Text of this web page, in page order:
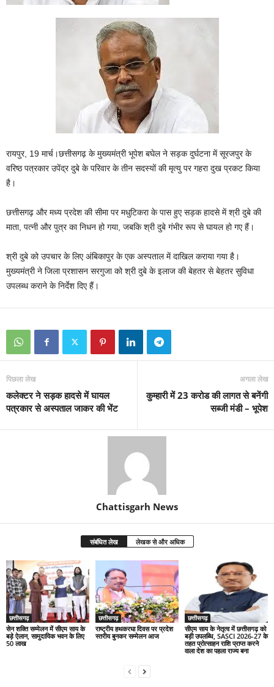
रायपुर, 19 मार्च।छत्तीसगढ़ के मुख्यमंत्री भूपेश बघेल ने सड़क दुर्घटना में सूरजपुर के
वरिष्ठ पत्रकार उपेंद्र दुबे के परिवार के तीन सदस्यों की मृत्यु पर गहरा दुख प्रकट किया
है।
छत्तीसगढ़ और मध्य प्रदेश की सीमा पर मधुटिकरा के पास हुए सड़क हादसे में श्री दुबे की
माता, पत्नी और पुत्र का निधन हो गया, जबकि श्री दुबे गंभीर रूप से घायल हो गए हैं।
श्री दुबे को उपचार के लिए अंबिकापुर के एक अस्पताल में दाखिल कराया गया है।
मुख्यमंत्री ने जिला प्रशासन सरगुजा को श्री दुबे के इलाज की बेहतर से बेहतर सुविधा
उपलब्ध कराने के निर्देश दिए हैं।
पिछला लेख
कलेक्टर ने सड़क हादसे में घायल
पत्रकार से अस्पताल जाकर की भेंट
अगला लेख
कुम्हारी में 23 करोड की लागत से बनेंगी
सब्जी मंडी – भूपेश
Chattisgarh News
संबंधित लेख लेखक से और अधिक
छत्तीसगढ़
सेन शक्ति सम्मेलन में सीएम साय के
बड़े ऐलान, सामुदायिक भवन के लिए
50 लाख
छत्तीसगढ़
राष्ट्रीय हथकरघा दिवस पर प्रदेश
स्तरीय बुनकर सम्मेलन आज
छत्तीसगढ़
सीएम साय के नेतृत्व में छत्तीसगढ़ को
बड़ी उपलब्धि, SASCI 2026-27 के
तहत प्रोत्साहन राशि प्राप्त करने
वाला देश का पहला राज्य बना